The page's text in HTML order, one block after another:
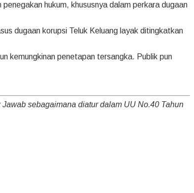
hukum, khususnya dalam perkara dugaan
dugaan korupsi Teluk Keluang layak ditingkatkan
kemungkinan penetapan tersangka. Publik pun
sebagaimana diatur dalam UU No.40 Tahun